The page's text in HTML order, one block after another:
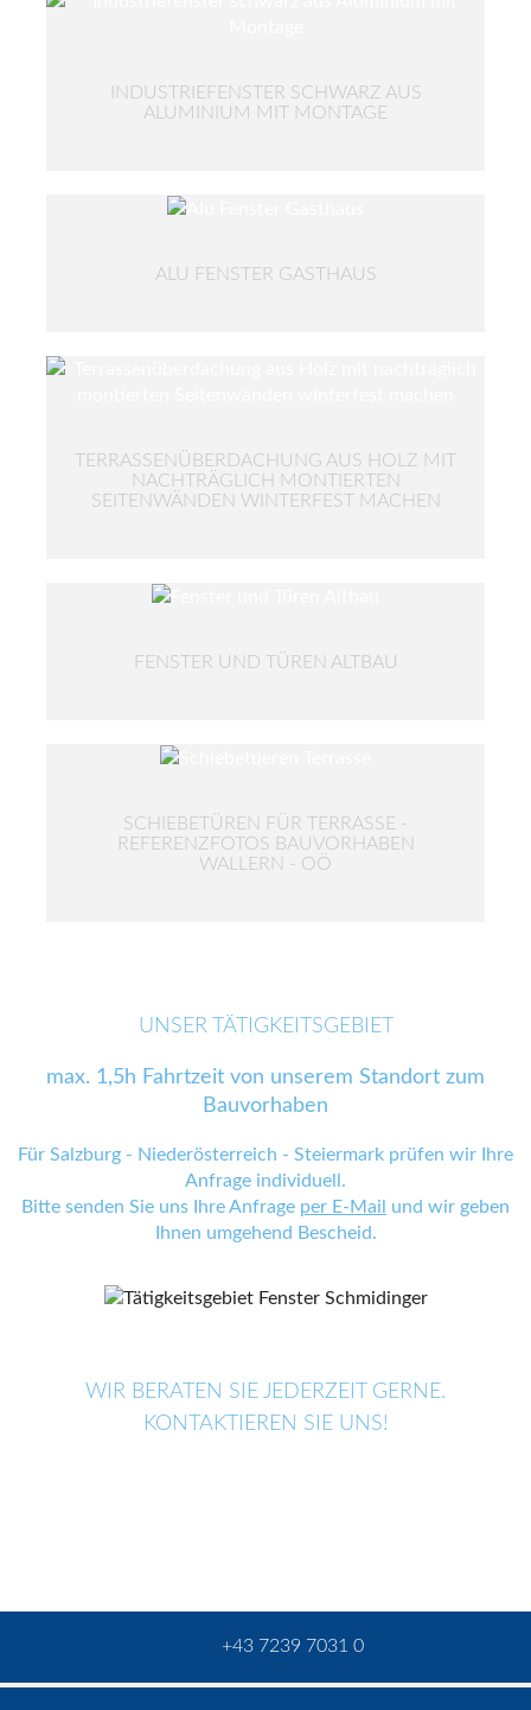
INDUSTRIEFENSTER SCHWARZ AUS
ALUMINIUM MIT MONTAGE
ALU FENSTER GASTHAUS
TERRASSENÜBERDACHUNG AUS HOLZ MIT
NACHTRÄGLICH MONTIERTEN
SEITENWÄNDEN WINTERFEST MACHEN
FENSTER UND TÜREN ALTBAU
SCHIEBETÜREN FÜR TERRASSE -
REFERENZFOTOS BAUVORHABEN
WALLERN - OÖ
UNSER TÄTIGKEITSGEBIET
max. 1,5h Fahrtzeit von unserem Standort zum
Bauvorhaben
Für Salzburg - Niederösterreich - Steiermark prüfen wir Ihre
Anfrage individuell.
Bitte senden Sie uns Ihre Anfrage per E-Mail
und wir geben
Ihnen umgehend Bescheid.
WIR BERATEN SIE JEDERZEIT GERNE.
KONTAKTIEREN SIE UNS!
+43 7239 7031 0